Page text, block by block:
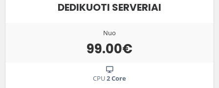
DEDIKUOTI SERVERIAI
Nuo
99.00€
CPU2 Core